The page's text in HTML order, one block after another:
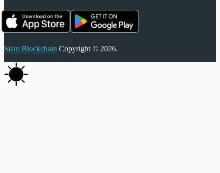
Siam Blockchain Copyright © 2026.